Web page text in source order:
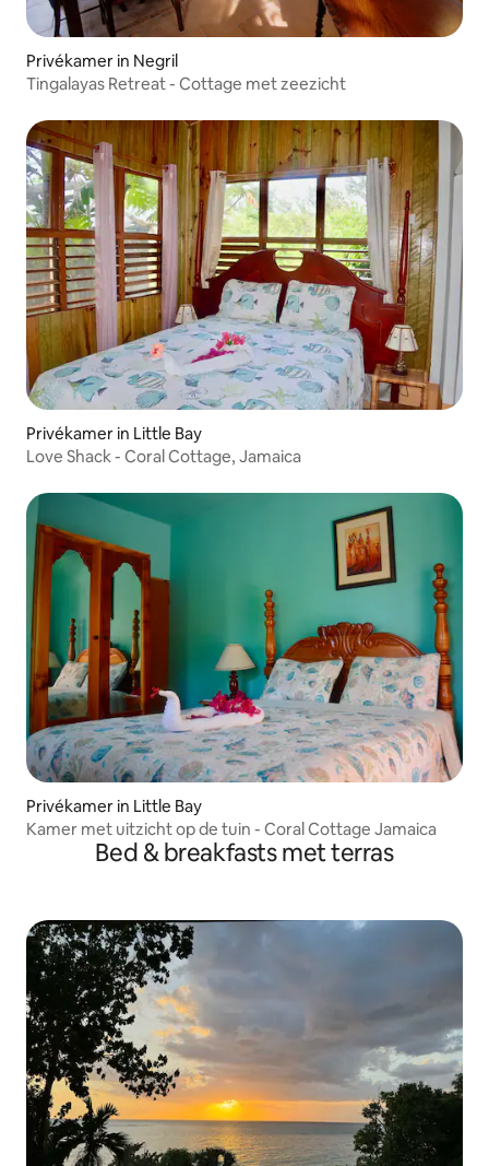
Privékamer in Negril
Tingalayas Retreat - Cottage met zeezicht
Privékamer in Little Bay
Love Shack - Coral Cottage, Jamaica
Privékamer in Little Bay
Kamer met uitzicht op de tuin - Coral Cottage Jamaica
Bed & breakfasts met terras